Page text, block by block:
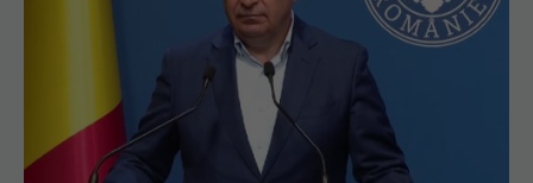
Ilie Bolojan, anunț despre spitale în contextul
crizei energetice